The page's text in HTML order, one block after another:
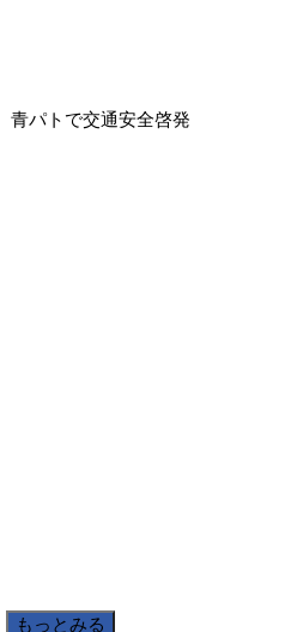
青パトで交通安全啓発
もっとみる